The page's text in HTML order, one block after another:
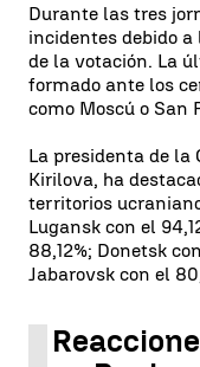
Durante las tres
incidentes debido a
de la votación. La
formado ante los
como Moscú o San
La presidenta de la
Kirilova, ha
territorios
Lugansk con el
88,12%; Donetsk
Jabarovsk con el